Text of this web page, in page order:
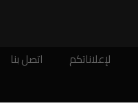
لإعلاناتكم اتصل بنا